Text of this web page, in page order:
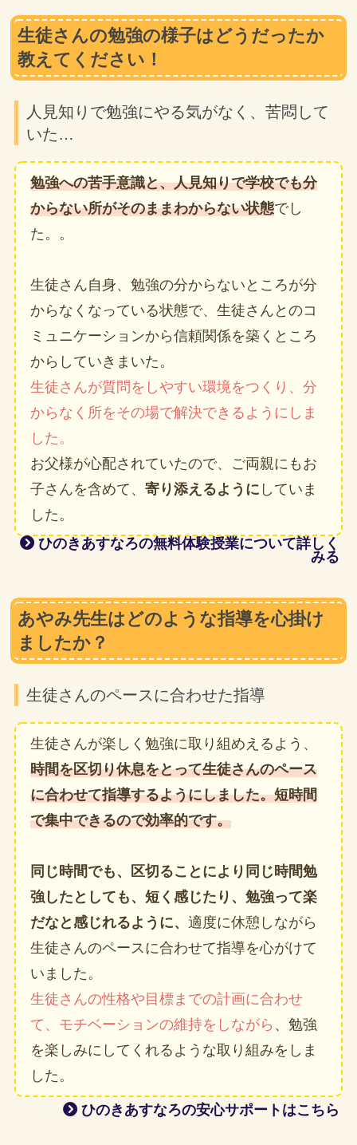
生徒さんの勉強の様子はどうだったか
教えてください！
人見知りで勉強にやる気がなく、苦悶して
いた…
勉強への苦手意識と、人見知りで学校でも分
からない所がそのままわからない状態でし
た。。
生徒さん自身、勉強の分からないところが分
からなくなっている状態で、生徒さんとのコ
ミュニケーションから信頼関係を築くところ
からしていきまいた。
生徒さんが質問をしやすい環境をつくり、分
からなく所をその場で解決できるようにしま
した。
お父様が心配されていたので、ご両親にもお
子さんを含めて、 寄り添えるように していま
した。
ひのきあすなろの無料体験授業について詳しく
みる
あやみ先生はどのような指導を心掛け
ましたか？
生徒さんのペースに合わせた指導
生徒さんが楽しく勉強に取り組めえるよう、
時間を区切り休息をとって生徒さんのペース
に合わせて指導するようにしました。短時間
で集中できるので効率的です。
同じ時間でも、区切ることにより同じ時間勉
強したとしても、短く感じたり、勉強って楽
だなと感じれるように、 適度に休憩しながら
生徒さんのペースに合わせて指導を心がけて
いました。
生徒さんの性格や目標までの計画に合わせ
て、モチベーションの維持をしながら 、勉強
を楽しみにしてくれるような取り組みをしま
した。
ひのきあすなろの安心サポートはこちら